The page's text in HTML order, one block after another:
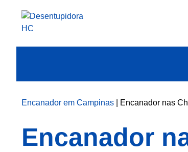
Encanador em Campinas Encanador nas
Encanador